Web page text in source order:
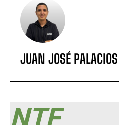
JUAN JOSÉ PALACIOS
NTF